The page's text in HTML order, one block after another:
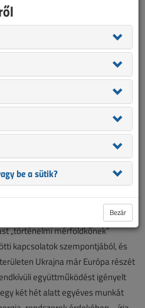
európai hálózattal
hálózatait – közölte az
Simson hangsúlyozta, a hálózatok
abban, hogy stabil
biztosítsa a lakások
„történelmi mérföldkőnek”
kapcsolatok szempontjából, és
Ukrajna már Európa részét
együttműködést igényelt
két hét alatt egyéves munkát
be a sütik?
Bezár